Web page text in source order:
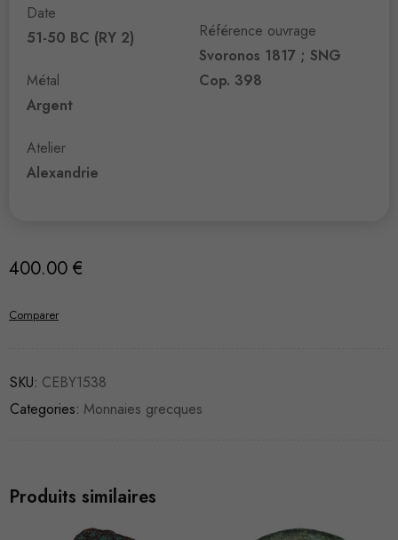
Date
51-50 BC (RY 2)
Métal
Argent
Atelier
Alexandrie
Référence ouvrage
Svoronos 1817 ; SNG
Cop. 398
400.00 €
Comparer
SKU: CEBY1538
Categories: Monnaies grecques
Produits similaires